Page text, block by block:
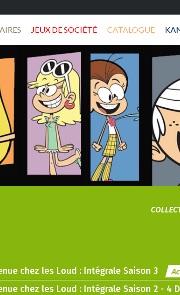
JEUX DE SOCIÉTÉ CATALOGUE
chez les Loud : Intégrale Saison 3
chez les Loud : Intégrale Saison 2 - 4